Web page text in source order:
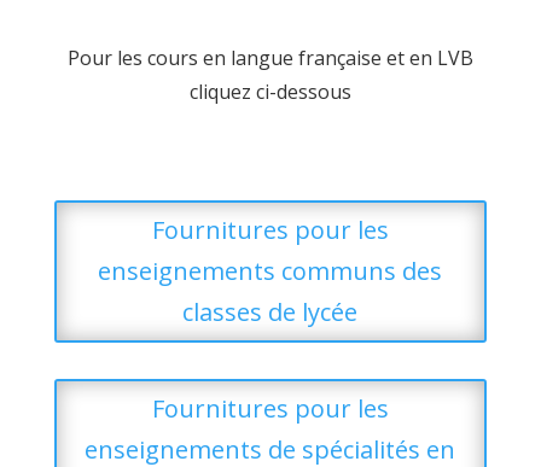
Pour les cours en langue française et en LVB
cliquez ci-dessous
Fournitures pour les
enseignements communs des
classes de lycée
Fournitures pour les
enseignements de spécialités en